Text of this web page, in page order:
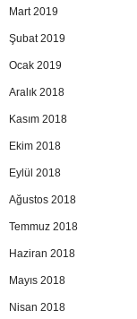
Mart 2019
Şubat 2019
Ocak 2019
Aralık 2018
Kasım 2018
Ekim 2018
Eylül 2018
Ağustos 2018
Temmuz 2018
Haziran 2018
Mayıs 2018
Nisan 2018